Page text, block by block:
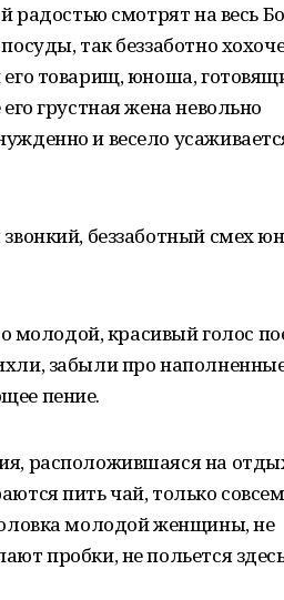
радостью смотрят на весь
так беззаботно
товарищ, юноша,
грустная жена невольно
и весело
беззаботный смех
молодой, красивый голос
забыли про
пение.
расположившаяся на
пить чай, только
молодой женщины, не
пробки, не польется